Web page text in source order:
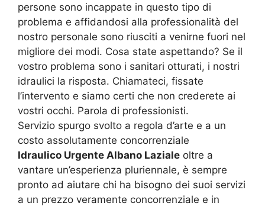
persone sono incappate in questo tipo di
problema e affidandosi alla professionalità del
nostro personale sono riusciti a venirne fuori nel
migliore dei modi. Cosa state aspettando? Se il
vostro problema sono i sanitari otturati, i nostri
idraulici la risposta. Chiamateci, fissate
l’intervento e siamo certi che non crederete ai
vostri occhi. Parola di professionisti.
Servizio spurgo svolto a regola d’arte e a un
costo assolutamente concorrenziale
Idraulico Urgente Albano Laziale oltre a
vantare un’esperienza pluriennale, è sempre
pronto ad aiutare chi ha bisogno dei suoi servizi
a un prezzo veramente concorrenziale e in